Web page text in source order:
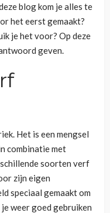
blog kom je alles te
het eerst gemaakt?
je het voor? Op deze
geven.
Het is een mengsel
combinatie met
soorten verf
zijn eigen
speciaal gemaakt om
weer goed gebruiken